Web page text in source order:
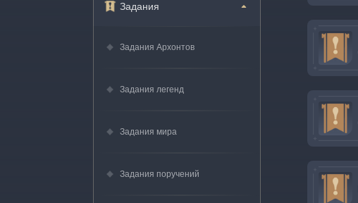
Задания
Задания Архонтов
Задания легенд
Задания мира
Задания поручений